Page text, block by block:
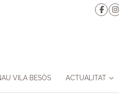
VILA BESÒS ACTUALITAT